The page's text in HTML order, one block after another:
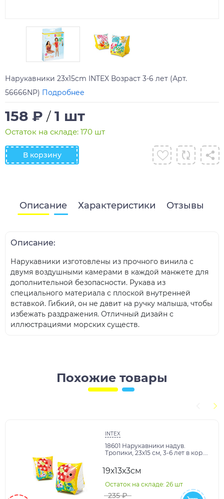
Нарукавники 23x15cm INTEX Возраст 3-6 лет (Арт.
56666NP) Подробнее
158 ₽ / 1 шт
Остаток на складе: 170 шт
В корзину
Описание Характеристики Отзывы
Описание:
Нарукавники изготовлены из прочного винила с
двумя воздушными камерами в каждой манжете для
дополнительной безопасности. Рукава из
специального материала с плоской внутренней
вставкой. Гибкий, он не давит на ручку малыша, чтобы
избежать раздражения. Отличный дизайн с
иллюстрациями морских существ.
Похожие товары
INTEX
18601 Нарукавники надув.
Тропики, 23х15 см, 3-6 лет в кор.
19х13х3см
Остаток на складе: 26 шт
235 ₽